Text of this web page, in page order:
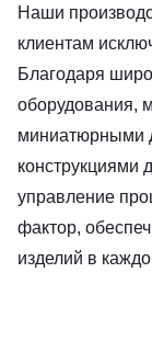
Наши
клиентам
Благодаря
оборудования,
миниатюрными
конструкциями
управление
фактор,
изделий в